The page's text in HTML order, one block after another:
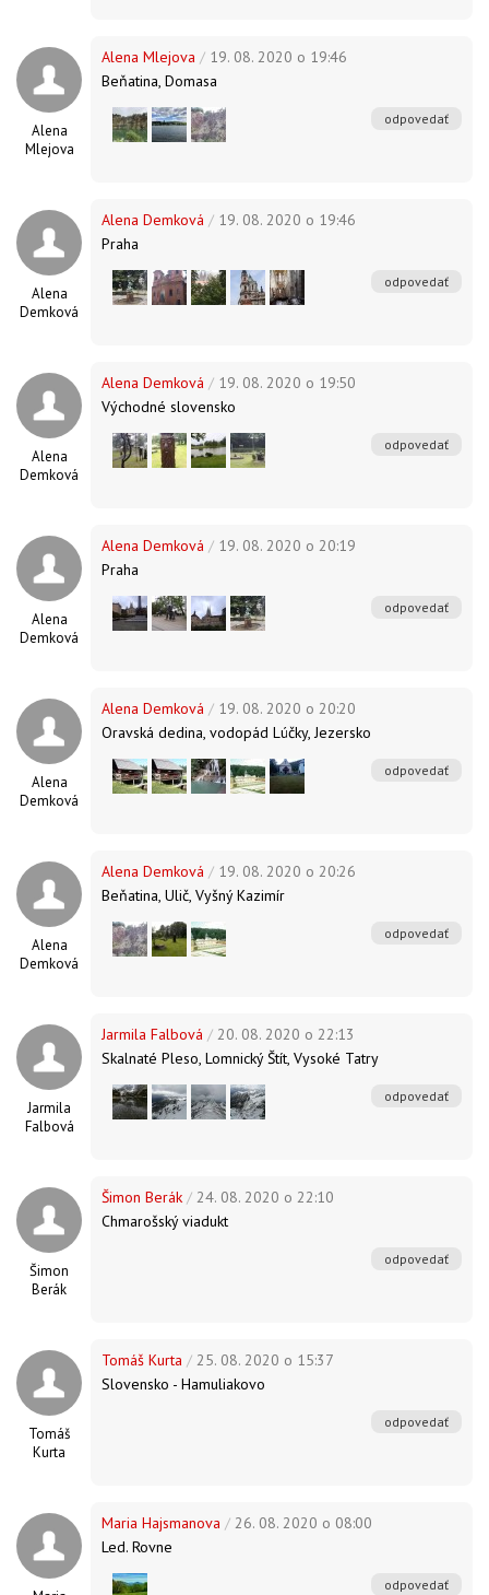
Alena
Mlejova
Alena Mlejova / 19. 08. 2020 o 19:46
Beňatina, Domasa
odpovedať
Alena
Demková
Alena Demková / 19. 08. 2020 o 19:46
Praha
odpovedať
Alena
Demková
Alena Demková / 19. 08. 2020 o 19:50
Východné slovensko
odpovedať
Alena
Demková
Alena Demková / 19. 08. 2020 o 20:19
Praha
odpovedať
Alena
Demková
Alena Demková / 19. 08. 2020 o 20:20
Oravská dedina, vodopád Lúčky, Jezersko
odpovedať
Alena
Demková
Alena Demková / 19. 08. 2020 o 20:26
Beňatina, Ulič, Vyšný Kazimír
odpovedať
Jarmila
Falbová
Jarmila Falbová / 20. 08. 2020 o 22:13
Skalnaté Pleso, Lomnický Štít, Vysoké Tatry
odpovedať
Šimon
Berák
Šimon Berák / 24. 08. 2020 o 22:10
Chmarošský viadukt
odpovedať
Tomáš
Kurta
Tomáš Kurta / 25. 08. 2020 o 15:37
Slovensko - Hamuliakovo
odpovedať
Maria Hajsmanova / 26. 08. 2020 o 08:00
Led. Rovne
odpovedať